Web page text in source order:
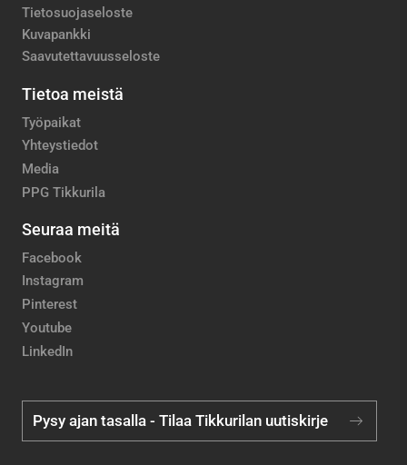
Tietosuojaseloste
Kuvapankki
Saavutettavuusseloste
Tietoa meistä
Työpaikat
Yhteystiedot
Media
PPG Tikkurila
Seuraa meitä
Facebook
Instagram
Pinterest
Youtube
LinkedIn
Pysy ajan tasalla - Tilaa Tikkurilan uutiskirje